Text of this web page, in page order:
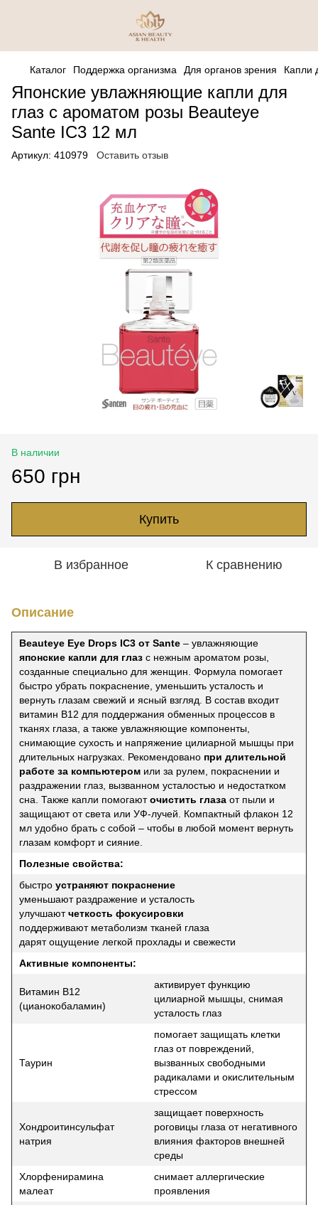
Каталог Поддержка организма Для органов зрения Капли
Японские увлажняющие капли для
глаз с ароматом розы Beauteye
Sante IC3 12 мл
Артикул: 410979 Оставить отзыв
В наличии
650 грн
Купить
В избранное К сравнению
Описание
Beauteye Eye Drops IC3 от Sante – увлажняющие
японские капли для глаз с нежным ароматом розы,
созданные специально для женщин. Формула помогает
быстро убрать покраснение, уменьшить усталость и
вернуть глазам свежий и ясный взгляд. В состав входит
витамин B12 для поддержания обменных процессов в
тканях глаза, а также увлажняющие компоненты,
снимающие сухость и напряжение цилиарной мышцы при
длительных нагрузках. Рекомендовано при длительной
работе за компьютером или за рулем, покраснении и
раздражении глаз, вызванном усталостью и недостатком
сна. Также капли помогаюточистить глаза от пыли и
защищают от света или УФ-лучей. Компактный флакон 12
мл удобно брать с собой – чтобы в любой момент вернуть
глазам комфорт и сияние.
Полезные свойства:
быстро устраняют покраснение
уменьшают раздражение и усталость
улучшаютчеткость фокусировки
поддерживают метаболизм тканей глаза
дарят ощущение легкой прохлады и свежести
Активные компоненты:
Витамин B12
(цианокобаламин)
активирует функцию
цилиарной мышцы, снимая
усталость глаз
Таурин
помогает защищать клетки
глаз от повреждений,
вызванных свободными
радикалами и окислительным
стрессом
Хондроитинсульфат
натрия
защищает поверхность
роговицы глаза от негативного
влияния факторов внешней
среды
Хлорфенирамина
малеат
снимает аллергические
проявления